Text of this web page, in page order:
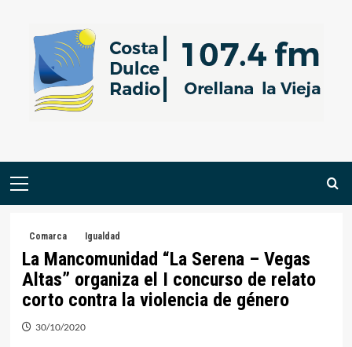
contenido
Menú
Comarca Igualdad
La Mancomunidad “La Serena – Vegas
Altas” organiza el I concurso de relato
corto contra la violencia de género
30/10/2020